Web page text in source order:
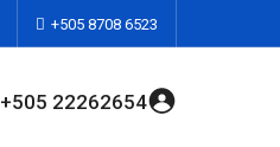
+505 8708 6523
+505 22262654